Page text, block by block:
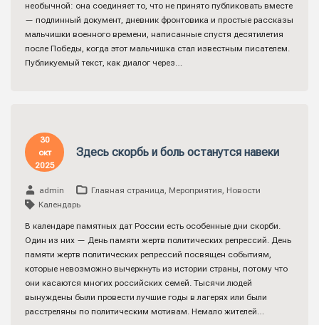
необычной: она соединяет то, что не принято публиковать вместе
— подлинный документ, дневник фронтовика и простые рассказы
мальчишки военного времени, написанные спустя десятилетия
после Победы, когда этот мальчишка стал известным писателем.
Публикуемый текст, как диалог через…
30
окт
2025
Здесь скорбь и боль останутся навеки
admin Главная страница, Мероприятия, Новости
Календарь
В календаре памятных дат России есть особенные дни скорби.
Один из них — День памяти жертв политических репрессий. День
памяти жертв политических репрессий посвящен событиям,
которые невозможно вычеркнуть из истории страны, потому что
они касаются многих российских семей. Тысячи людей
вынуждены были провести лучшие годы в лагерях или были
расстреляны по политическим мотивам. Немало жителей…